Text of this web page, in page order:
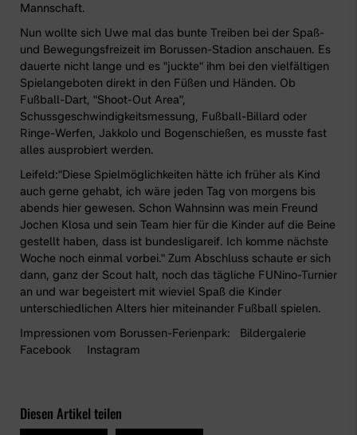
Mannschaft.
Nun wollte sich Uwe mal das bunte Treiben bei der Spaß-
und Bewegungsfreizeit im Borussen-Stadion anschauen. Es
dauerte nicht lange und es "juckte" ihm bei den vielfältigen
Spielangeboten direkt in den Füßen und Händen. Ob
Fußball-Dart, "Shoot-Out Area",
Schussgeschwindigkeitsmessung, Fußball-Billard oder
Ringe-Werfen, Jakkolo und Bogenschießen, es musste fast
alles ausprobiert werden.
Leifeld:"Diese Spielmöglichkeiten hätte ich früher als Kind
auch gerne gehabt, ich wäre jeden Tag von morgens bis
abends hier gewesen. Schon Wahnsinn was mein Freund
Jochen Klosa und sein Team hier für die Kinder auf die Beine
gestellt haben, dass ist bundesligareif. Ich komme nächste
Woche noch einmal vorbei." Zum Abschluss schaute er sich
dann, ganz der Scout halt, noch das tägliche FUNino-Turnier
an und war begeistert mit wieviel Spaß die Kinder
unterschiedlichen Alters hier miteinander Fußball spielen.
Impressionen vom Borussen-Ferienpark: Bildergalerie
Facebook
Instagram
Diesen Artikel teilen